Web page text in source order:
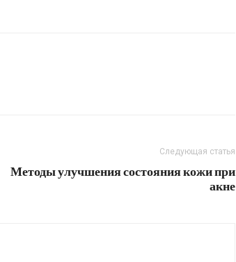
Следующая статья
Методы улучшения состояния кожи при
акне